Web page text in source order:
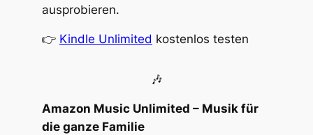
ausprobieren.
👉 Kindle Unlimited kostenlos testen
🎶
Amazon Music Unlimited – Musik für
die ganze Familie